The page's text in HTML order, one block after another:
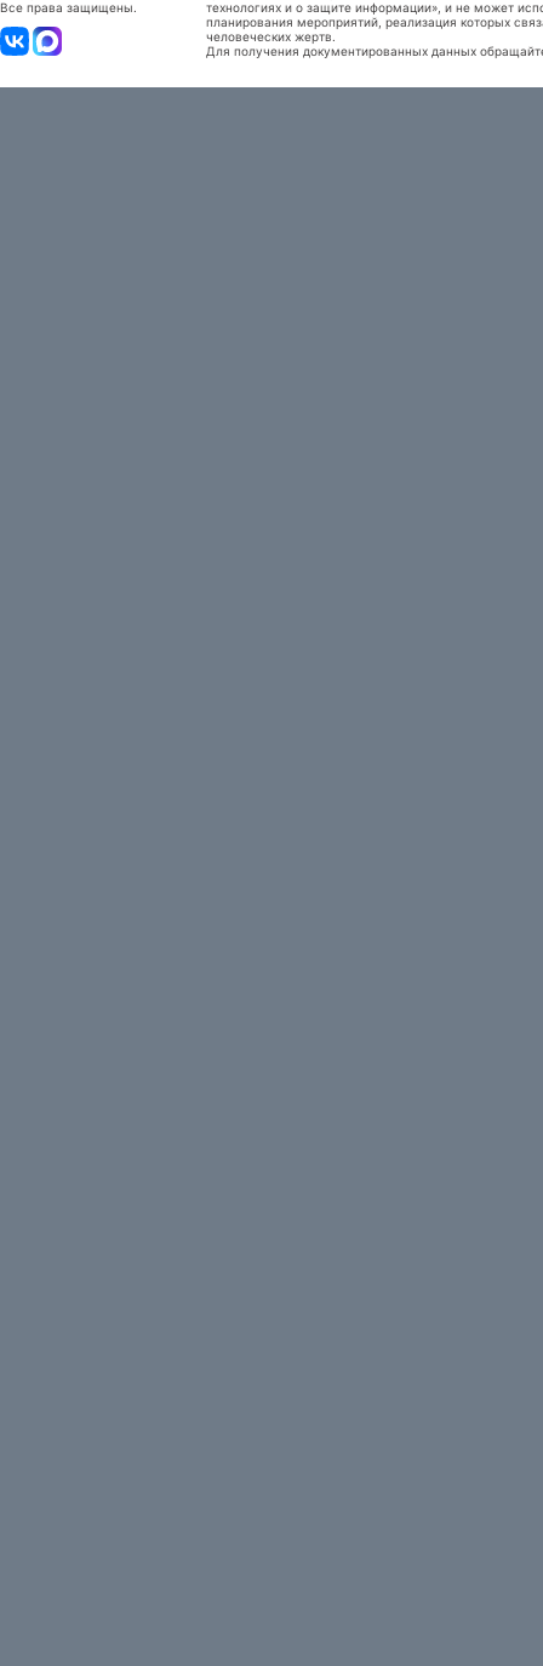
Все права защищены.
технологиях и о защите информации», и не может
планирования мероприятий, реализация которых
человеческих жертв.
Для получения документированных данных